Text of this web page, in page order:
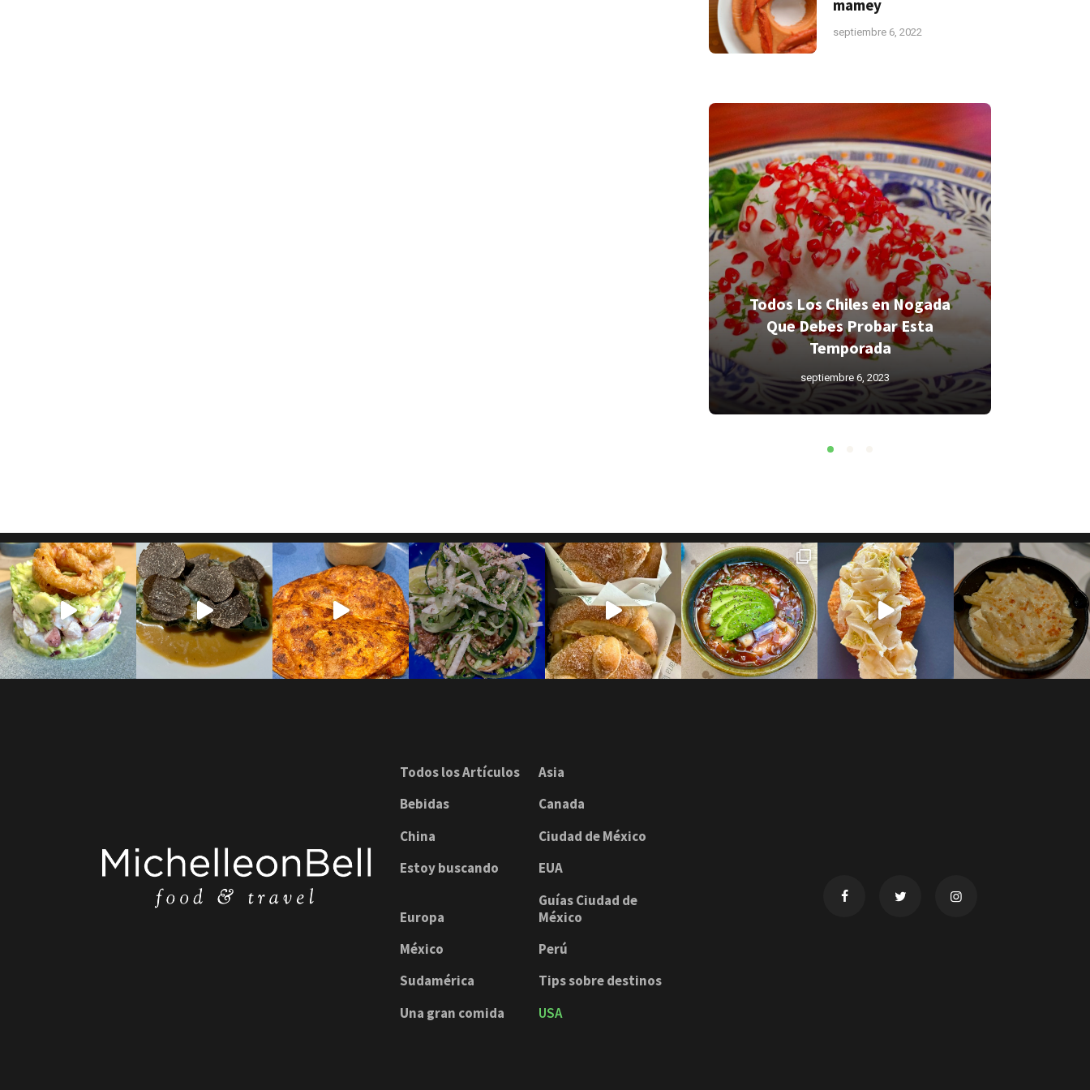
mamey
septiembre 6, 2022
Todos Los Chiles en Nogada
Que Debes Probar Esta
Temporada
septiembre 6, 2023
Todos los Artículos
Asia
Bebidas
Canada
China
Ciudad de México
Estoy buscando
EUA
Europa
Guías Ciudad de
México
México
Perú
Sudamérica
Tips sobre destinos
Una gran comida
USA